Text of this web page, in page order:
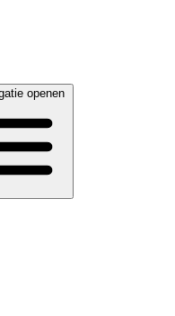
openen